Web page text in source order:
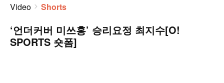
Video Shorts
‘언더커버 미쓰홍’ 승리요정 최지수[O!
SPORTS 숏폼]